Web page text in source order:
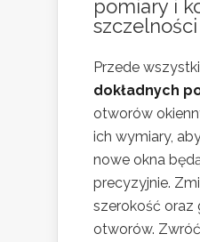
pomiary i
szczelności
Przede
dokładnych
otworów
ich wymiary,
nowe okna
precyzyjnie.
szerokość oraz
otworów.